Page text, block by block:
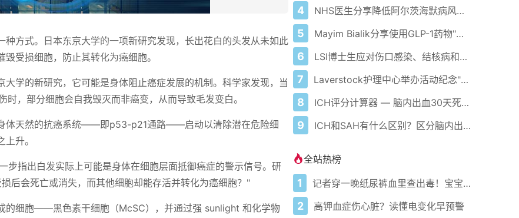
方式。日本东京大学的一项新研究发现，长出花白的头发从未如此
受损细胞，防止其转化为癌细胞。
大学的新研究，它可能是身体阻止癌症发展的机制。科学家发现，当
，部分细胞会自我毁灭而非癌变，从而导致毛发变白。
体天然的抗癌系统——即p53-p21通路——启动以清除潜在危险细
升。
步指出白发实际上可能是身体在细胞层面抵御癌症的警示信号。研
后会死亡或消失，而其他细胞却能存活并转化为癌细胞？"
的细胞——黑色素干细胞（McSC），并通过强 sunlight 和化学物
4 NHS医生分享降低阿尔茨海默病风险方法 乔恩·雪诺确诊患病
5 Mayim Bialik分享使用GLP-1药物"噩梦"经历 包括"爆炸性腹泻"等严重副作用
6 LSI博士生应对伤口感染、结核病和癌症挑战
7 Laverstock护理中心举办活动纪念"痴呆症行动周"
8 ICH评分计算器 — 脑内出血30天死亡率评估
9 ICH和SAH有什么区别？区分脑内出血与蛛网膜下腔出血
全站热榜
1 记者穿一晚纸尿裤血里查出毒！宝宝血液浓度竟是成人的5倍？
2 高钾血症伤心脏？读懂电变化早预警